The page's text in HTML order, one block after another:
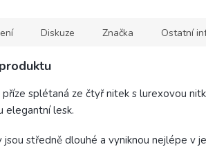
Diskuze Značka Ostatní
příze splétaná ze čtyř nitek s lurexovou
elegantní lesk.
středně dlouhé a vyniknou nejlépe v